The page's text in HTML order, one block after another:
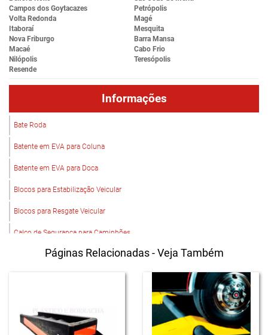
Campos dos Goytacazes
Petrópolis
Volta Redonda
Magé
Itaboraí
Mesquita
Nova Friburgo
Barra Mansa
Macaé
Cabo Frio
Nilópolis
Teresópolis
Resende
Informações
Bate Roda
Batente em EVA para Coluna
Batente em EVA para Doca
Blocos para Estabilização Veicular
Blocos para Resgate Veicular
Calço de Segurança para Caminhões
Calço para Pneus de Caminhão
Cantoneira em EVA para Estacionamento
Cunha para Resgate Veicular
Páginas Relacionadas - Veja Também